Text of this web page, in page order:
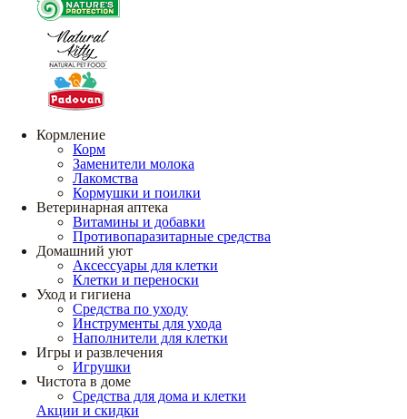
Кормление
Корм
Заменители молока
Лакомства
Кормушки и поилки
Ветеринарная аптека
Витамины и добавки
Противопаразитарные средства
Домашний уют
Аксессуары для клетки
Клетки и переноски
Уход и гигиена
Средства по уходу
Инструменты для ухода
Наполнители для клетки
Игры и развлечения
Игрушки
Чистота в доме
Средства для дома и клетки
Акции и скидки